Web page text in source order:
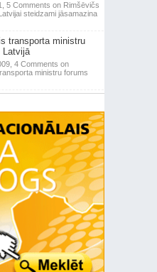
5 Comments on Rimšēvičs
steidzami jāsamazina
transporta ministru
Latvijā
4 Comments on
ministru forums